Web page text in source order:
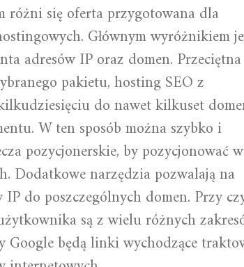
różni się oferta przygotowana dla
Głównym wyróżnikiem
adresów IP oraz domen. Przeciętna
pakietu, hosting SEO z
do nawet kilkuset
W ten sposób można szybko i
pozycjonerskie, by pozycjonować
Dodatkowe narzędzia pozwalają na
do poszczególnych domen. Przy
są z wielu różnych
będą linki wychodzące